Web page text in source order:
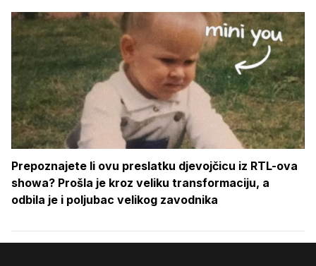
Prepoznajete li ovu preslatku djevojčicu iz RTL-ova
showa? Prošla je kroz veliku transformaciju, a
odbila je i poljubac velikog zavodnika